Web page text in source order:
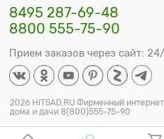
8495 287-69-48
8800 555-75-90
Прием заказов через сайт:
2026 HiTSAD.RU Фирменный
дома и дачи 8(800)555-75-90